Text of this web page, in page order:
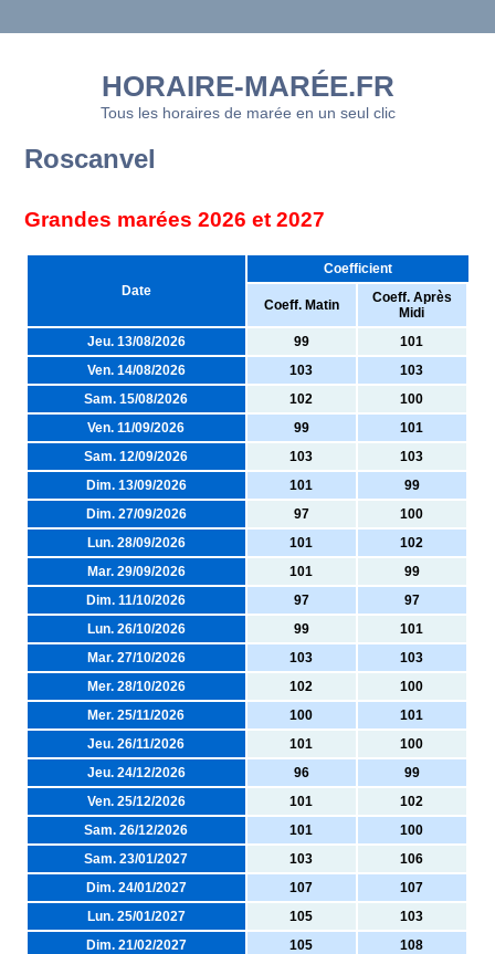
HORAIRE-MARÉE.FR
Tous les horaires de marée en un seul clic
Roscanvel
Grandes marées 2026 et 2027
Date
Coefficient
Coeff. Matin
Coeff. Après
Midi
Jeu. 13/08/2026
99
101
Ven. 14/08/2026
103
103
Sam. 15/08/2026
102
100
Ven. 11/09/2026
99
101
Sam. 12/09/2026
103
103
Dim. 13/09/2026
101
99
Dim. 27/09/2026
97
100
Lun. 28/09/2026
101
102
Mar. 29/09/2026
101
99
Dim. 11/10/2026
97
97
Lun. 26/10/2026
99
101
Mar. 27/10/2026
103
103
Mer. 28/10/2026
102
100
Mer. 25/11/2026
100
101
Jeu. 26/11/2026
101
100
Jeu. 24/12/2026
96
99
Ven. 25/12/2026
101
102
Sam. 26/12/2026
101
100
Sam. 23/01/2027
103
106
Dim. 24/01/2027
107
107
Lun. 25/01/2027
105
103
Dim. 21/02/2027
105
108